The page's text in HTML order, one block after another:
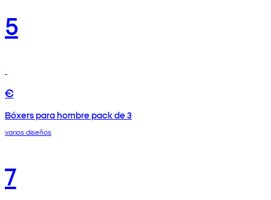
5
€
Bóxers para hombre pack de 3
varios diseños
7